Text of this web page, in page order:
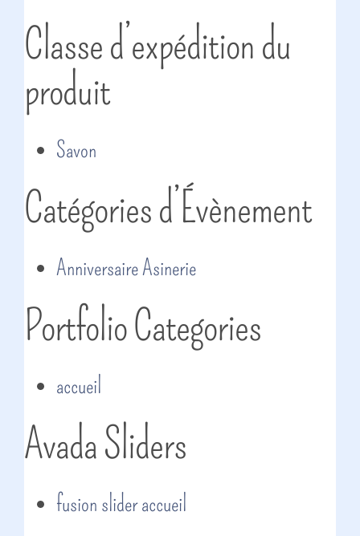
Classe d’expédition du
produit
Savon
Catégories d’Évènement
Anniversaire Asinerie
Portfolio Categories
accueil
Avada Sliders
fusion slider accueil